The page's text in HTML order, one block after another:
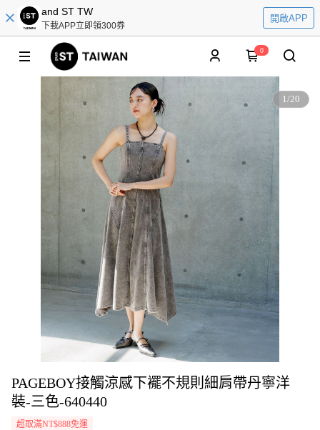
and ST TW
下載APP立即領300券
開啟APP
0
1/20
PAGEBOY接觸涼感下襬不規則細肩帶丹寧洋
裝-三色-640440
超取滿NT$888免運